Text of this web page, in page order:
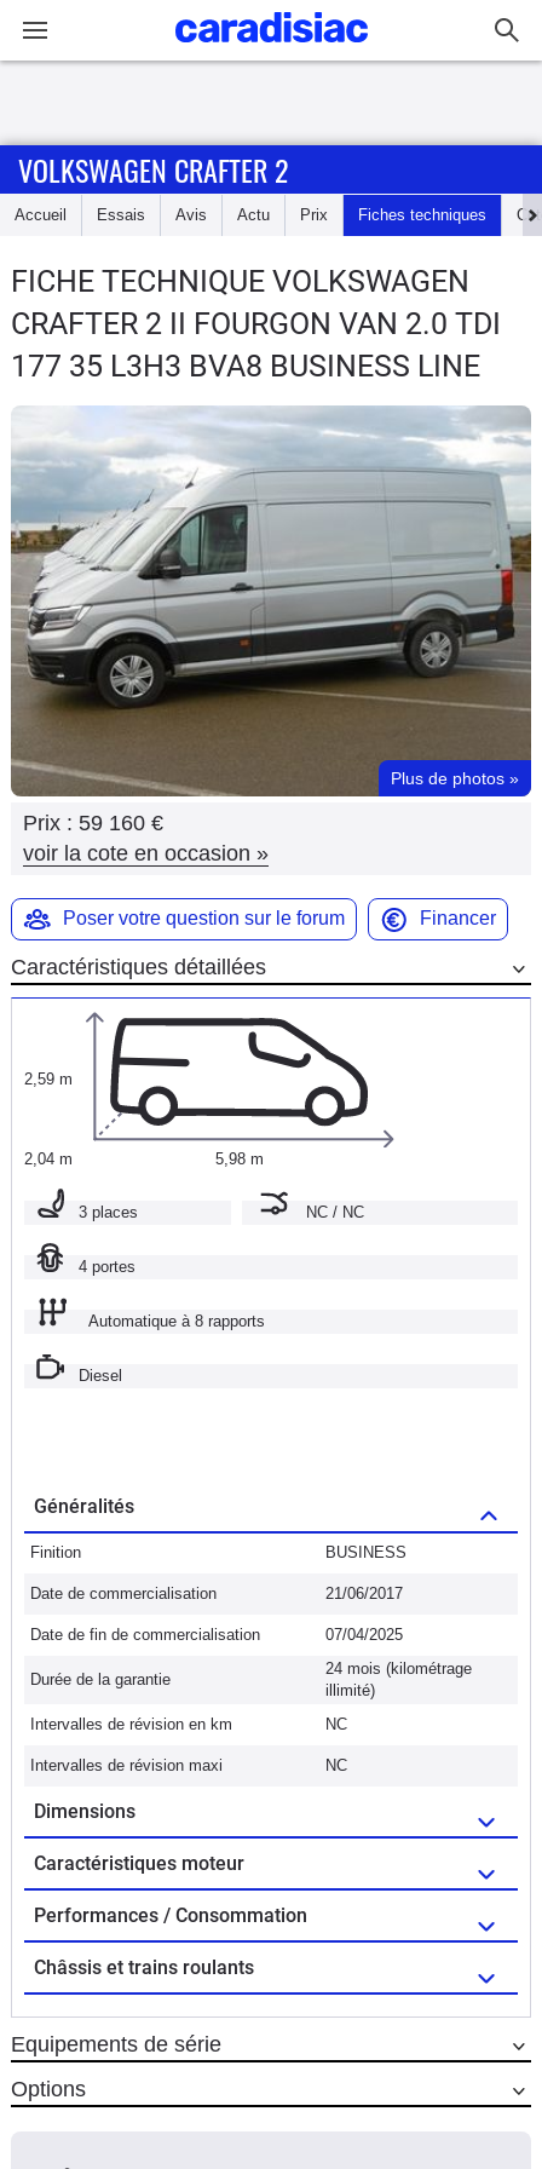
Accueil
Essais
Guide
d'achat
Electriques
Utilitaires
Flottes
Auto
Services
Forum
Moto
Marques
VOLKSWAGEN CRAFTER 2
Accueil Essais Avis Actu Prix Fiches techniques
FICHE TECHNIQUE VOLKSWAGEN
CRAFTER 2 II FOURGON VAN 2.0 TDI
177 35 L3H3 BVA8 BUSINESS LINE
Plus de photos »
Prix : 59 160 €
voir la cote en occasion »
Poser votre question sur le forum Financer
Caractéristiques détaillées
2,59 m
2,04 m 5,98 m
3 places NC / NC
4 portes
Automatique à 8 rapports
Diesel
Généralités
Finition BUSINESS
Date de commercialisation 21/06/2017
Date de fin de commercialisation 07/04/2025
Durée de la garantie
24 mois (kilométrage
illimité)
Intervalles de révision en km
NC
Intervalles de révision maxi NC
Dimensions
Caractéristiques moteur
Performances / Consommation
Châssis et trains roulants
Equipements de série
Options